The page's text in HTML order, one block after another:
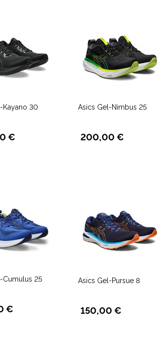
Kayano 30
€
Asics Gel-Nimbus 25
200,00 €
Cumulus 25
€
Asics Gel-Pursue 8
150,00 €